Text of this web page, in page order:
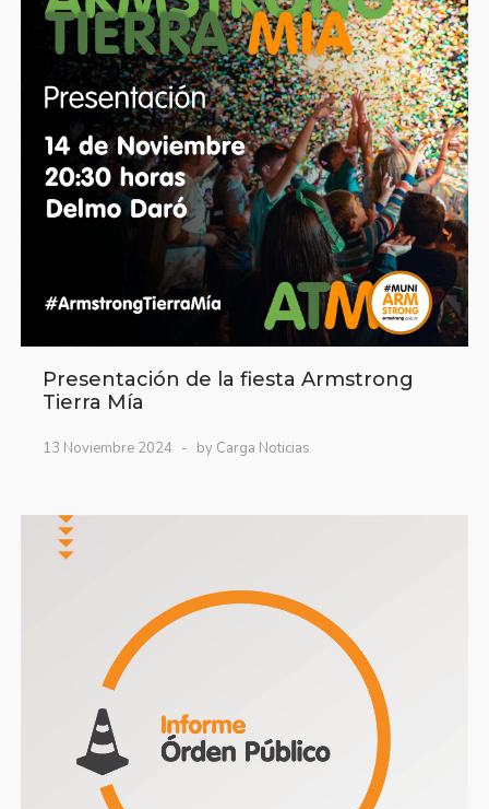
Presentación de la fiesta Armstrong
Tierra Mía
13 Noviembre 2024 by Carga Noticias